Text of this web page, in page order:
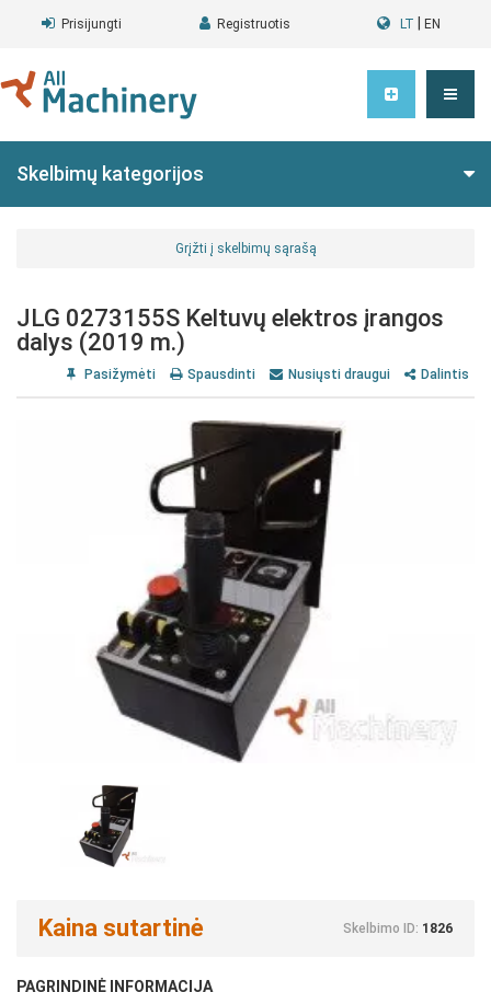
Prisijungti Registruotis LT EN
Skelbimų kategorijos
Grįžti į skelbimų sąrašą
JLG 0273155S Keltuvų elektros įrangos
dalys (2019 m.)
Pasižymėti Spausdinti Nusiųsti draugui Dalintis
Kaina sutartinė Skelbimo ID: 1826
PAGRINDINĖ INFORMACIJA